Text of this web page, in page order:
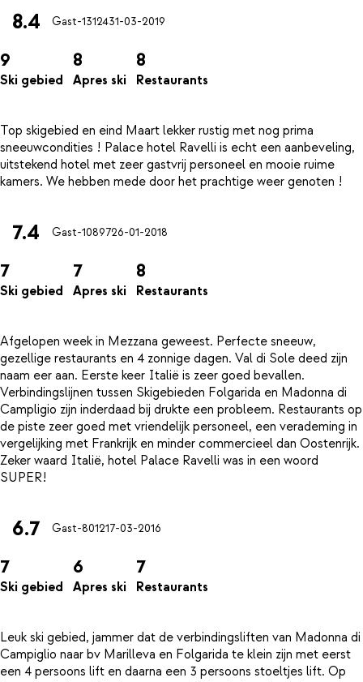
8.4 Gast-1312431-03-2019
9
Ski gebied
8
Apres ski
8
Restaurants
Top skigebied en eind Maart lekker rustig met nog prima
sneeuwcondities ! Palace hotel Ravelli is echt een aanbeveling,
uitstekend hotel met zeer gastvrij personeel en mooie ruime
7.4 Gast-1089726-01-2018
7
Ski gebied
7
Apres ski
8
Restaurants
Afgelopen week in Mezzana geweest. Perfecte sneeuw,
gezellige restaurants en 4 zonnige dagen. Val di Sole deed zijn
naam eer aan. Eerste keer Italië is zeer goed bevallen.
Verbindingslijnen tussen Skigebieden Folgarida en Madonna di
Campligio zijn inderdaad bij drukte een probleem. Restaurants op
de piste zeer goed met vriendelijk personeel, een verademing in
vergelijking met Frankrijk en minder commercieel dan Oostenrijk.
Zeker waard Italië, hotel Palace Ravelli was in een woord
6.7 Gast-801217-03-2016
7
Ski gebied
6
Apres ski
7
Restaurants
Leuk ski gebied, jammer dat de verbindingsliften van Madonna di
Campiglio naar bv Marilleva en Folgarida te klein zijn met eerst
een 4 persoons lift en daarna een 3 persoons stoeltjes lift. Op